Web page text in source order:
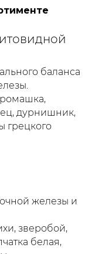
баланса
ромашка,
дурнишник,
грецкого
железы и
зверобой,
белая,